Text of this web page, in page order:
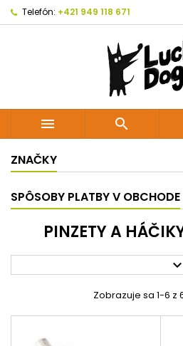
Telefón: +421 949 118 671
 
ZNAČKY
SPÔSOBY PLATBY V OBCHODE
PINZETY A

Zobrazuje sa 1-6 z